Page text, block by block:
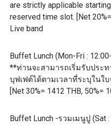
are strictly applicable
reserved time slot. [Net
Live band
Buffet Lunch (Mon-Fri :
**ท่านจะสามารถเริ่มรับประ
บุฟเฟต์ได้ตามเวลาที่ระบุในใ
[Net 30%= 1412 THB, 50%=
Buffet Lunch -รวมเมนูปู (Sat :